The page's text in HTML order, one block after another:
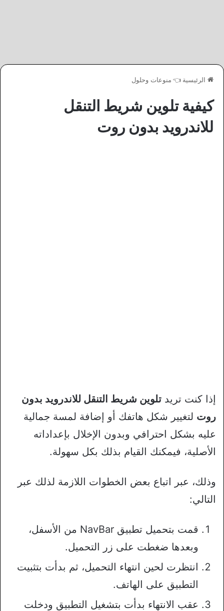
الرئيسية 👈 منوعات وحلول
كيفية تلوين شريط التنقل
للاندرويد بدون روت
إذا كنت تريد تلوين شريط التنقل للاندرويد بدون
روت لتغيير شكل هاتفك أو إضافة لمسة جمالية
عليه بشكل احترافي وبدون الإخلال بإعداداته
الأصلية، فيمكنك القيام بذلك بكل سهولة.
وذلك، عبر اتباع بعض الخطوات اللازمة لذلك عبر
التالي:
قمت بتحميل تطبيق NavBar من الأسفل،
وبعدها ضغطت على زر التحميل.
انتظرت لحين انتهاء التحميل، ثم بدأت بتثبيت
التطبيق على الهاتف.
عقب الانتهاء بدأت بتشغيل التطبيق ودخلت